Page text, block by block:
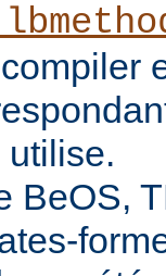
BeOS,